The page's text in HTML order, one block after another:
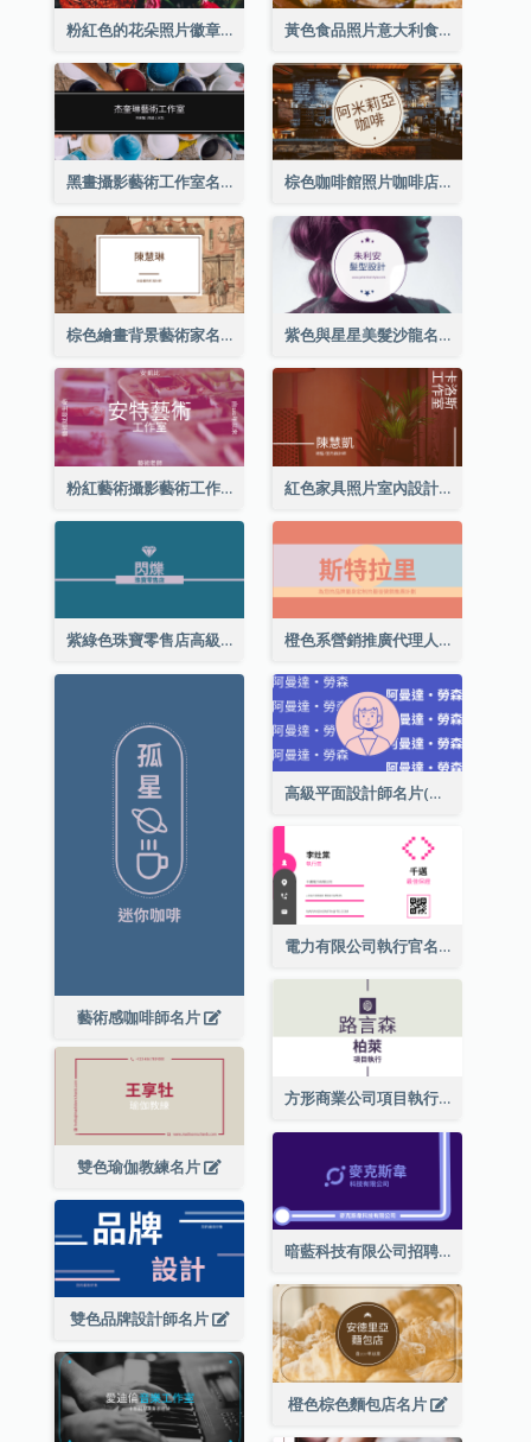
粉紅色的花朵照片徽章花店名片 黃色食品照片意大利食品名片
黑畫攝影藝術工作室名片 棕色咖啡館照片咖啡店名片
棕色繪畫背景藝術家名片 紫色與星星美髮沙龍名片
粉紅藝術攝影藝術工作室名片 紅色家具照片室內設計名片
紫綠色珠寶零售店高級總監名片 橙色系營銷推廣代理人名片
藝術感咖啡師名片
高級平面設計師名片(附自畫像)
電力有限公司執行官名片
方形商業公司項目執行總監名片
雙色瑜伽教練名片
暗藍科技有限公司招聘經理名片
雙色品牌設計師名片
橙色棕色麵包店名片